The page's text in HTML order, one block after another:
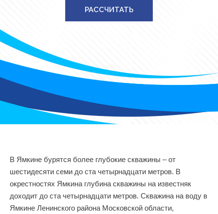
РАССЧИТАТЬ
В Ямкине бурятся более глубокие скважины – от
шестидесяти семи до ста четырнадцати метров. В
окрестностях Ямкина глубина скважины на известняк
доходит до ста четырнадцати метров. Скважина на воду в
Ямкине Ленинского района Московской области,